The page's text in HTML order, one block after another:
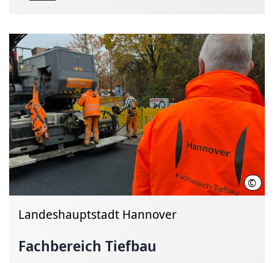
© LHH
Landeshauptstadt Hannover
Fachbereich Tiefbau